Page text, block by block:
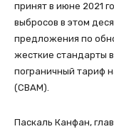
принят в июне 2021
выбросов в этом
предложения по
жесткие стандарты
пограничный тариф
(CBAM).
Паскаль Канфан,